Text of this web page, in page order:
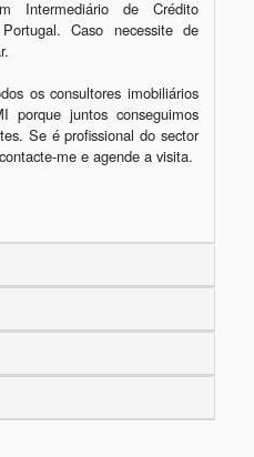
Intermediário de Crédito
Caso necessite de
os consultores imobiliários
porque juntos conseguimos
Se é profissional do sector
me e agende a visita.